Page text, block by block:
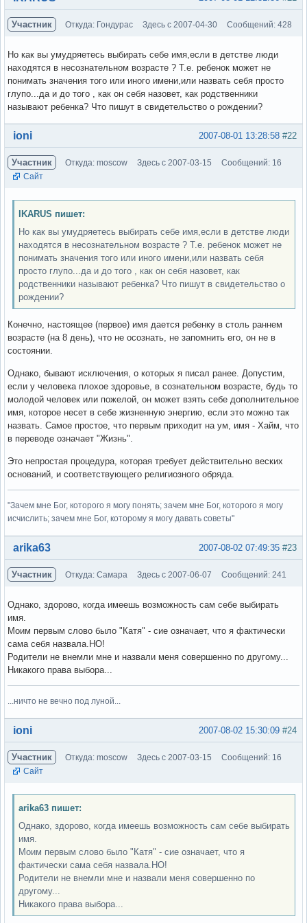
Участник Откуда: Гондурас Здесь с 2007-04-30 Сообщений: 428
Но как вы умудряетесь выбирать себе имя,если в детстве люди
находятся в несознательном возрасте ? Т.е. ребенок может не
понимать значения того или иного имени,или назвать себя просто
глупо...да и до того , как он себя назовет, как родственники
называют ребенка? Что пишут в свидетельство о рождении?
Вне форума #22
2007-08-01 13:28:58
ioni
Участник Откуда: moscow Здесь с 2007-03-15
Сообщений: 16
Сайт
IKARUS пишет:
Но как вы умудряетесь выбирать себе имя,если в детстве люди
находятся в несознательном возрасте ? Т.е. ребенок может не
понимать значения того или иного имени,или назвать себя
просто глупо...да и до того , как он себя назовет, как
родственники называют ребенка? Что пишут в свидетельство о
рождении?
Конечно, настоящее (первое) имя дается ребенку в столь раннем
возрасте (на 8 день), что не осознать, не запомнить его, он не в
состоянии.
Однако, бывают исключения, о которых я писал ранее. Допустим,
если у человека плохое здоровье, в сознательном возрасте, будь то
молодой человек или пожелой, он может взять себе дополнительное
имя, которое несет в себе жизненную энергию, если это можно так
назвать. Самое простое, что первым приходит на ум, имя - Хайм, что
в переводе означает "Жизнь".
Это непростая процедура, которая требует действительно веских
оснований, и соответствующего религиозного обряда.
"Зачем мне Бог, которого я могу понять; зачем мне Бог, которого я могу
исчислить; зачем мне Бог, которому я могу давать советы"
Вне форума #23
2007-08-02 07:49:35
arika63
Участник Откуда: Самара Здесь с 2007-06-07 Сообщений: 241
Однако, здорово, когда имеешь возможность сам себе выбирать
имя.
Моим первым слово было "Катя" - сие означает, что я фактически
сама себя назвала.НО!
Родители не внемли мне и назвали меня совершенно по другому...
Никакого права выбора...
...ничто не вечно под луной...
Вне форума #24
2007-08-02 15:30:09
ioni
Участник Откуда: moscow Здесь с 2007-03-15
Сообщений: 16
Сайт
arika63 пишет:
Однако, здорово, когда имеешь возможность сам себе выбирать
имя.
Моим первым слово было "Катя" - сие означает, что я
фактически сама себя назвала.НО!
Родители не внемли мне и назвали меня совершенно по
другому...
Никакого права выбора...